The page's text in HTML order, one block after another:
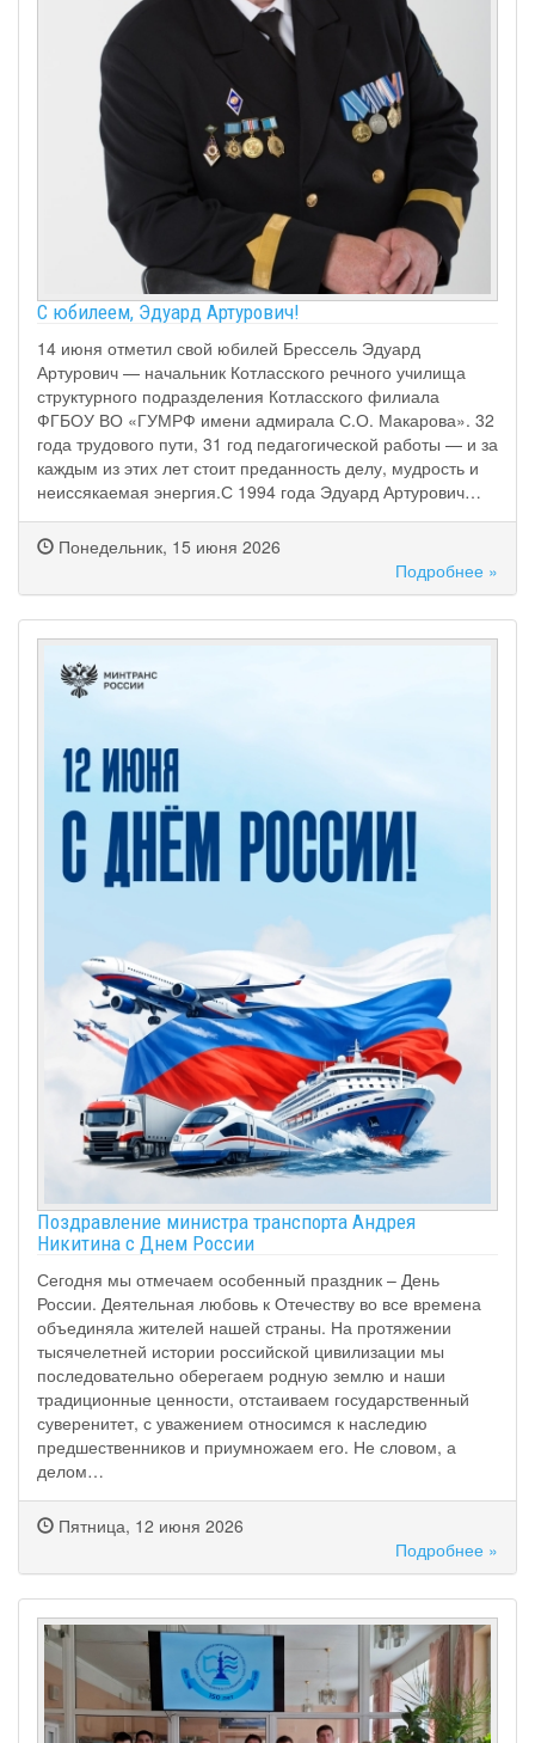
С юбилеем, Эдуард Артурович!
14 июня отметил свой юбилей Брессель Эдуард
Артурович — начальник Котласского речного училища
структурного подразделения Котласского филиала
ФГБОУ ВО «ГУМРФ имени адмирала С.О. Макарова». 32
года трудового пути, 31 год педагогической работы — и за
каждым из этих лет стоит преданность делу, мудрость и
неиссякаемая энергия.С 1994 года Эдуард Артурович…
Понедельник, 15 июня 2026
Подробнее »
Поздравление министра транспорта Андрея
Никитина с Днем России
Сегодня мы отмечаем особенный праздник – День
России. Деятельная любовь к Отечеству во все времена
объединяла жителей нашей страны. На протяжении
тысячелетней истории российской цивилизации мы
последовательно оберегаем родную землю и наши
традиционные ценности, отстаиваем государственный
суверенитет, с уважением относимся к наследию
предшественников и приумножаем его. Не словом, а
делом…
Пятница, 12 июня 2026
Подробнее »